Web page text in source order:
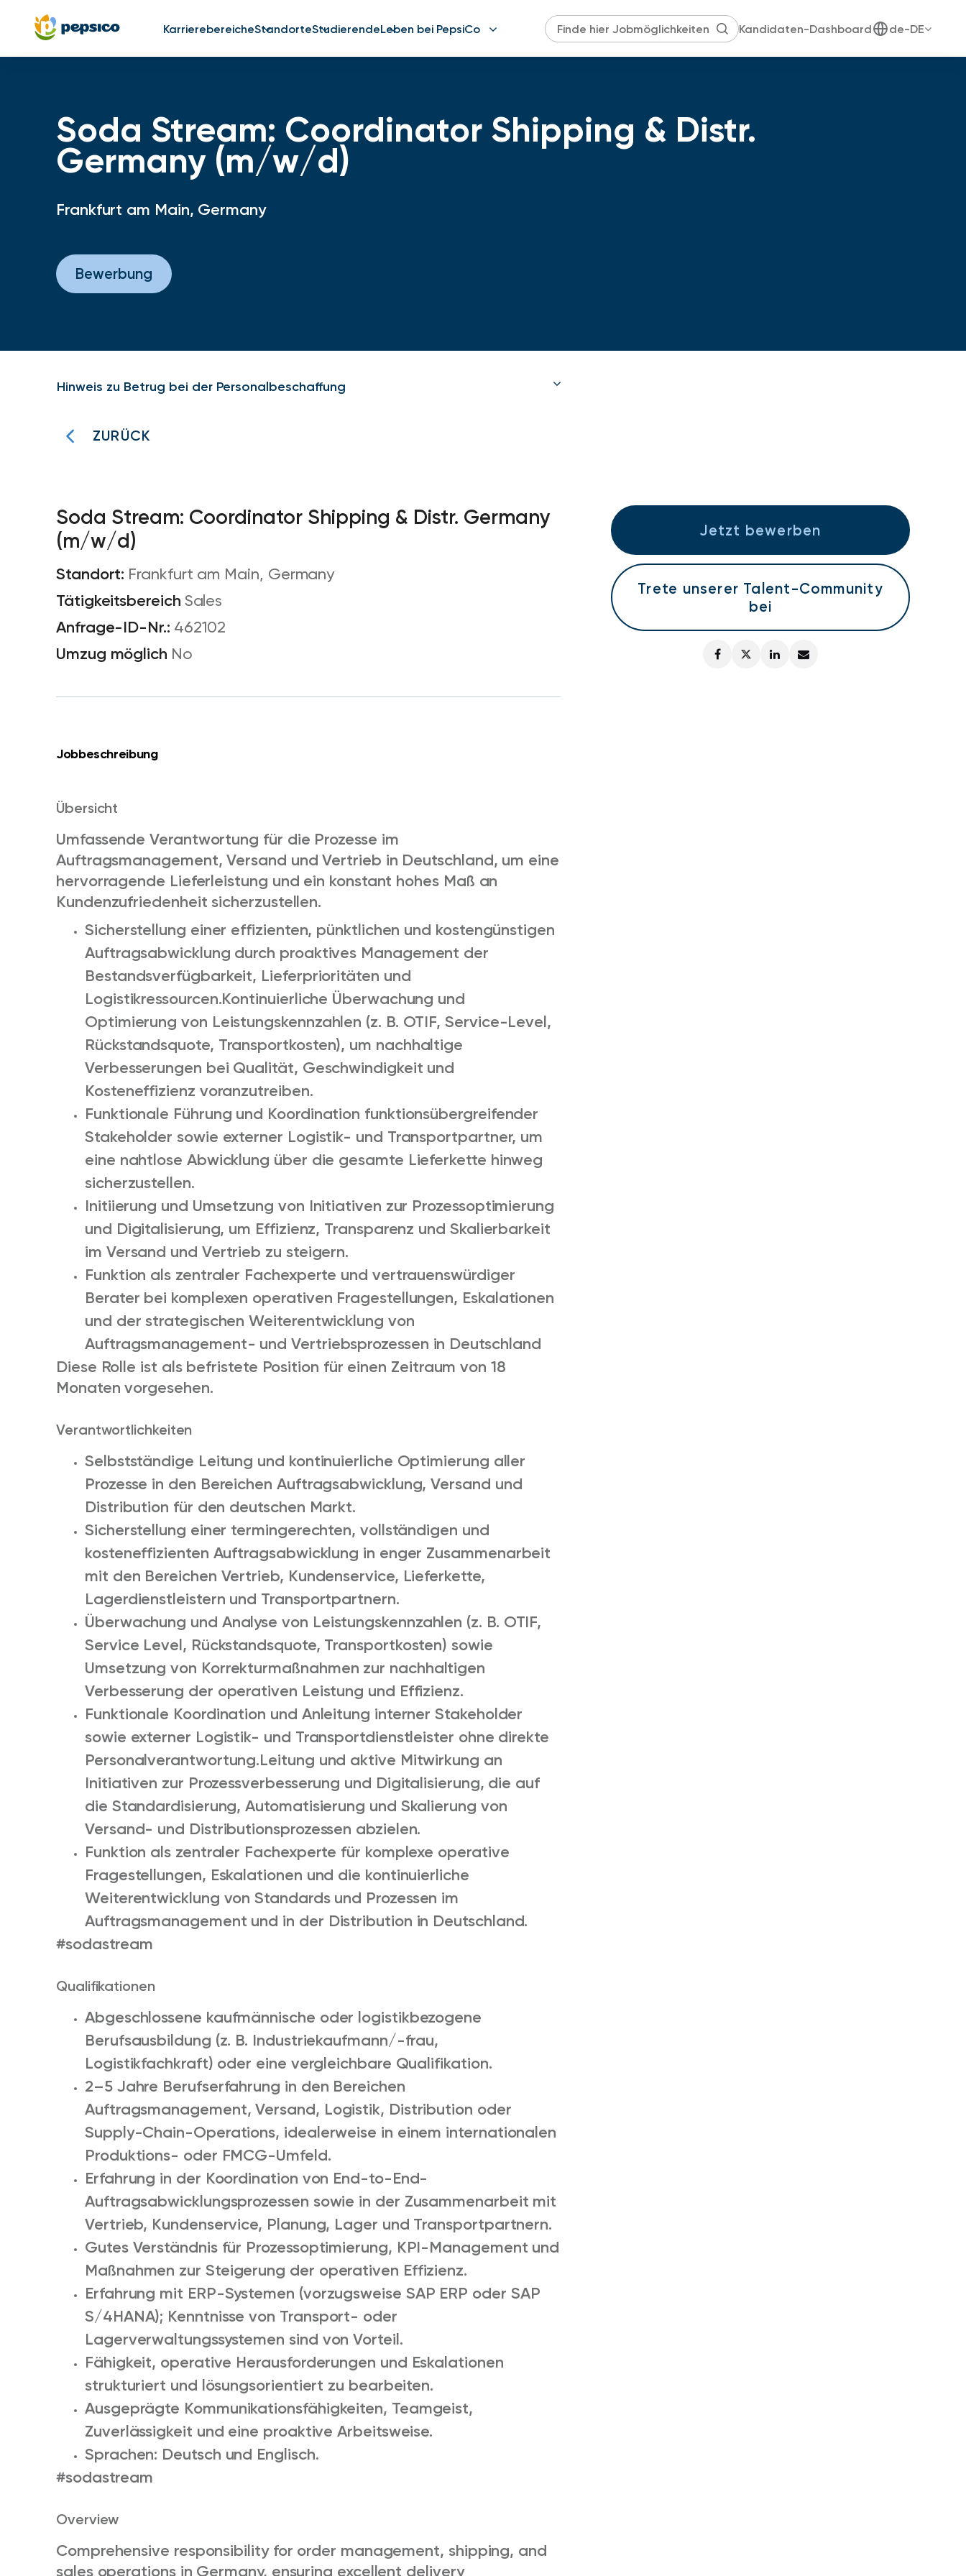
KarrierebereicheStandorteStudierendeLeben bei PepsiCo Kandidaten-Dashboard de-DE
Soda Stream: Coordinator Shipping & Distr.
Germany (m/w/d)
Frankfurt am Main, Germany
Bewerbung
Hinweis zu Betrug bei der Personalbeschaffung
ZURÜCK
Soda Stream: Coordinator Shipping & Distr. Germany
(m/w/d)
Frankfurt am Main, Germany
Sales
462102
No
Jobbeschreibung
Übersicht
Umfassende Verantwortung für die Prozesse im
Auftragsmanagement, Versand und Vertrieb in Deutschland, um eine
hervorragende Lieferleistung und ein konstant hohes Maß an
Kundenzufriedenheit sicherzustellen.
Sicherstellung einer effizienten, pünktlichen und kostengünstigen
Auftragsabwicklung durch proaktives Management der
Bestandsverfügbarkeit, Lieferprioritäten und
Logistikressourcen.Kontinuierliche Überwachung und
Optimierung von Leistungskennzahlen (z. B. OTIF, Service-Level,
Rückstandsquote, Transportkosten), um nachhaltige
Verbesserungen bei Qualität, Geschwindigkeit und
Kosteneffizienz voranzutreiben.
Funktionale Führung und Koordination funktionsübergreifender
Stakeholder sowie externer Logistik- und Transportpartner, um
eine nahtlose Abwicklung über die gesamte Lieferkette hinweg
sicherzustellen.
Initiierung und Umsetzung von Initiativen zur Prozessoptimierung
und Digitalisierung, um Effizienz, Transparenz und Skalierbarkeit
im Versand und Vertrieb zu steigern.
Funktion als zentraler Fachexperte und vertrauenswürdiger
Berater bei komplexen operativen Fragestellungen, Eskalationen
und der strategischen Weiterentwicklung von
Auftragsmanagement- und Vertriebsprozessen in Deutschland
Diese Rolle ist als befristete Position für einen Zeitraum von 18
Monaten vorgesehen.
Verantwortlichkeiten
Selbstständige Leitung und kontinuierliche Optimierung aller
Prozesse in den Bereichen Auftragsabwicklung, Versand und
Distribution für den deutschen Markt.
Sicherstellung einer termingerechten, vollständigen und
kosteneffizienten Auftragsabwicklung in enger Zusammenarbeit
mit den Bereichen Vertrieb, Kundenservice, Lieferkette,
Lagerdienstleistern und Transportpartnern.
Überwachung und Analyse von Leistungskennzahlen (z. B. OTIF,
Service Level, Rückstandsquote, Transportkosten) sowie
Umsetzung von Korrekturmaßnahmen zur nachhaltigen
Verbesserung der operativen Leistung und Effizienz.
Funktionale Koordination und Anleitung interner Stakeholder
sowie externer Logistik- und Transportdienstleister ohne direkte
Personalverantwortung.Leitung und aktive Mitwirkung an
Initiativen zur Prozessverbesserung und Digitalisierung, die auf
die Standardisierung, Automatisierung und Skalierung von
Versand- und Distributionsprozessen abzielen.
Funktion als zentraler Fachexperte für komplexe operative
Fragestellungen, Eskalationen und die kontinuierliche
Weiterentwicklung von Standards und Prozessen im
Auftragsmanagement und in der Distribution in Deutschland.
#sodastream
Qualifikationen
Abgeschlossene kaufmännische oder logistikbezogene
Berufsausbildung (z. B. Industriekaufmann/-frau,
Logistikfachkraft) oder eine vergleichbare Qualifikation.
2–5 Jahre Berufserfahrung in den Bereichen
Auftragsmanagement, Versand, Logistik, Distribution oder
Supply-Chain-Operations, idealerweise in einem internationalen
Produktions- oder FMCG-Umfeld.
Erfahrung in der Koordination von End-to-End-
Auftragsabwicklungsprozessen sowie in der Zusammenarbeit mit
Vertrieb, Kundenservice, Planung, Lager und Transportpartnern.
Gutes Verständnis für Prozessoptimierung, KPI-Management und
Maßnahmen zur Steigerung der operativen Effizienz.
Erfahrung mit ERP-Systemen (vorzugsweise SAP ERP oder SAP
S/4HANA); Kenntnisse von Transport- oder
Lagerverwaltungssystemen sind von Vorteil.
Fähigkeit, operative Herausforderungen und Eskalationen
strukturiert und lösungsorientiert zu bearbeiten.
Ausgeprägte Kommunikationsfähigkeiten, Teamgeist,
Zuverlässigkeit und eine proaktive Arbeitsweise.
Sprachen: Deutsch und Englisch.
#sodastream
Overview
Comprehensive responsibility for order management, shipping, and
sales operations in Germany, ensuring excellent delivery
Jetzt bewerben
Trete unserer Talent-Community
bei